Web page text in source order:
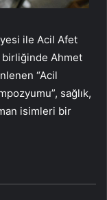
ile Acil Afet
birliğinde Ahmet
“Acil
sağlık,
isimleri bir